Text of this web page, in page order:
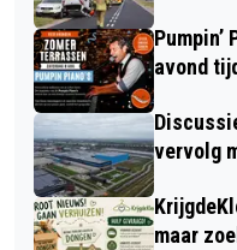
Pumpin’
avond
vervolg
maar